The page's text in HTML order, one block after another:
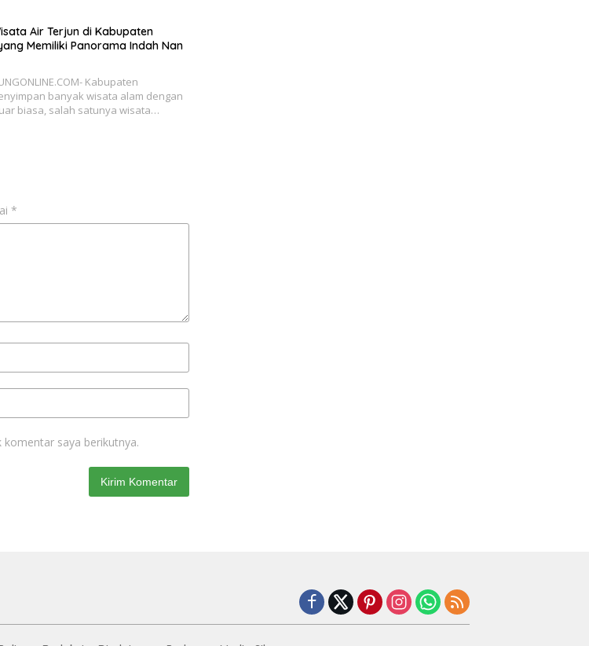
Air Terjun di Kabupaten
Memiliki Panorama Indah Nan
Kabupaten
banyak wisata alam dengan
biasa, salah satunya wisata…
*
saya berikutnya.